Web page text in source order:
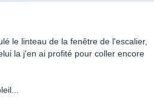
le linteau de la fenêtre de l'escalier,
la j'en ai profité pour coller encore